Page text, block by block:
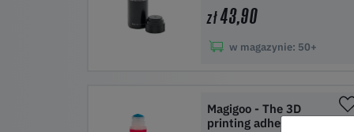
zł43,90
w magazynie: 50+
Magigoo - The 3D
printing adhesive